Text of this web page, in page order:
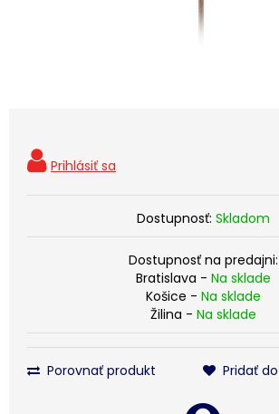
Dostupnosť: Skladom
Dostupnosť na predajni:
Bratislava - Na sklade
Košice - Na sklade
Žilina - Na sklade
Porovnať produkt Pridať